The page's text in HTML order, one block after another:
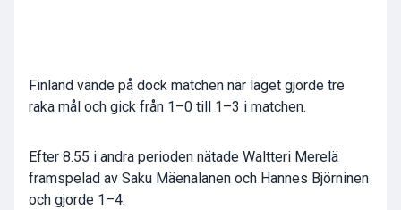
Finland vände på dock matchen när laget gjorde tre
raka mål och gick från 1–0 till 1–3 i matchen.
Efter 8.55 i andra perioden nätade Waltteri Merelä
framspelad av Saku Mäenalanen och Hannes Björninen
och gjorde 1–4.